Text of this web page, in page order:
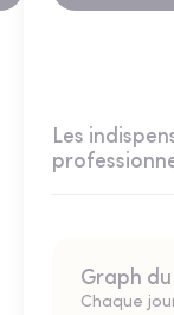
Les
Graph
Chaque